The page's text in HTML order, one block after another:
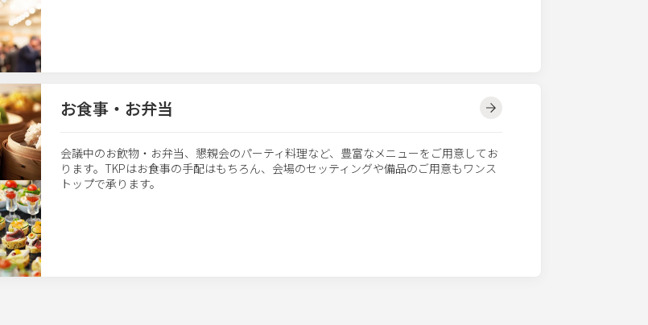
お食事・お弁当
会議中のお飲物・お弁当、懇親会のパーティ料理など、豊富なメニューをご用意してお
ります。TKPはお食事の手配はもちろん、会場のセッティングや備品のご用意もワンス
トップで承ります。